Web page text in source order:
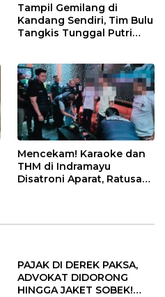
Tampil Gemilang di
Kandang Sendiri, Tim Bulu
Tangkis Tunggal Putri
Jatibarang 2026
Mencekam! Karaoke dan
THM di Indramayu
Disatroni Aparat, Ratusan
PAJAK DI DEREK PAKSA,
ADVOKAT DIDORONG
HINGGA JAKET SOBEK!